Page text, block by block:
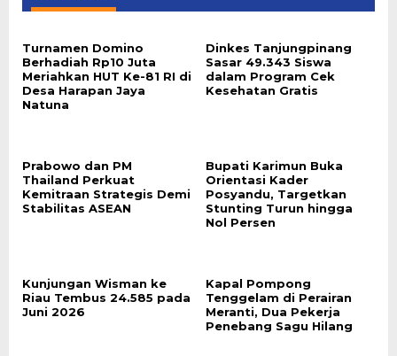
Turnamen Domino
Berhadiah Rp10 Juta
Meriahkan HUT Ke-81 RI di
Desa Harapan Jaya
Natuna
Dinkes Tanjungpinang
Sasar 49.343 Siswa
dalam Program Cek
Kesehatan Gratis
Prabowo dan PM
Thailand Perkuat
Kemitraan Strategis Demi
Stabilitas ASEAN
Bupati Karimun Buka
Orientasi Kader
Posyandu, Targetkan
Stunting Turun hingga
Nol Persen
Kunjungan Wisman ke
Riau Tembus 24.585 pada
Juni 2026
Kapal Pompong
Tenggelam di Perairan
Meranti, Dua Pekerja
Penebang Sagu Hilang